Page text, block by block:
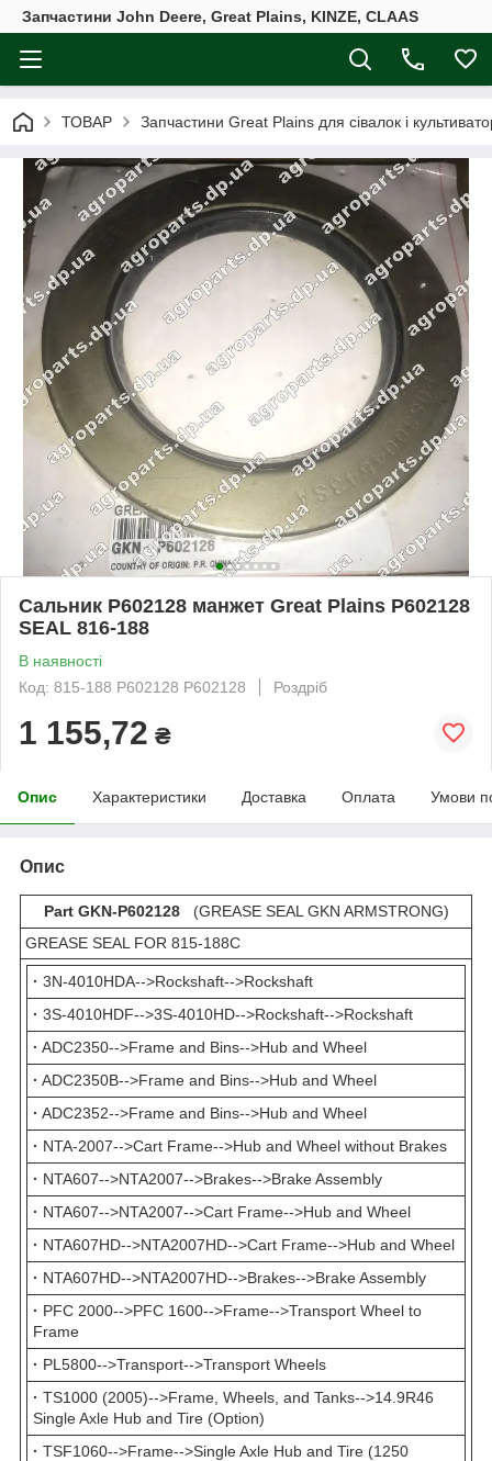
Запчастини John Deere, Great Plains, KINZE, CLAAS
ТОВАР Запчастини Great Plains для сівалок і
Сальник Р602128 манжет Great Plains P602128
SEAL 816-188
В наявності
Код: 815-188 P602128 Р602128
Роздріб
1 155,72 ₴
Опис Характеристики Доставка Оплата Умови
Опис
Part GKN-P602128(GREASE SEAL GKN ARMSTRONG)
GREASE SEAL FOR 815-188C
· 3N-4010HDA-->Rockshaft-->Rockshaft
· 3S-4010HDF-->3S-4010HD-->Rockshaft-->Rockshaft
· ADC2350-->Frame and Bins-->Hub and Wheel
· ADC2350B-->Frame and Bins-->Hub and Wheel
· ADC2352-->Frame and Bins-->Hub and Wheel
· NTA-2007-->Cart Frame-->Hub and Wheel without Brakes
· NTA607-->NTA2007-->Brakes-->Brake Assembly
· NTA607-->NTA2007-->Cart Frame-->Hub and Wheel
· NTA607HD-->NTA2007HD-->Cart Frame-->Hub and Wheel
· NTA607HD-->NTA2007HD-->Brakes-->Brake Assembly
· PFC 2000-->PFC 1600-->Frame-->Transport Wheel to
Frame
· PL5800-->Transport-->Transport Wheels
· TS1000 (2005)-->Frame, Wheels, and Tanks-->14.9R46
Single Axle Hub and Tire (Option)
· TSF1060-->Frame-->Single Axle Hub and Tire (1250